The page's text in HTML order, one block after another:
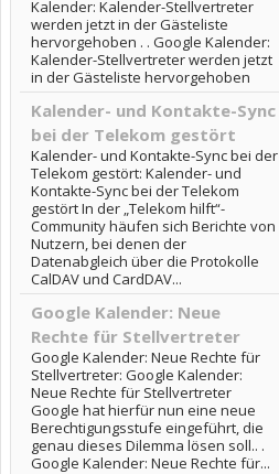
Kalender: Kalender-Stellvertreter
werden jetzt in der Gästeliste
hervorgehoben . . Google Kalender:
Kalender-Stellvertreter werden jetzt
in der Gästeliste hervorgehoben
Kalender- und Kontakte-Sync
bei der Telekom gestört
Kalender- und Kontakte-Sync bei der
Telekom gestört: Kalender- und
Kontakte-Sync bei der Telekom
gestört In der „Telekom hilft“-
Community häufen sich Berichte von
Nutzern, bei denen der
Datenabgleich über die Protokolle
CalDAV und CardDAV...
Google Kalender: Neue
Rechte für Stellvertreter
Google Kalender: Neue Rechte für
Stellvertreter: Google Kalender:
Neue Rechte für Stellvertreter
Google hat hierfür nun eine neue
Berechtigungsstufe eingeführt, die
genau dieses Dilemma lösen soll.. .
Google Kalender: Neue Rechte für...